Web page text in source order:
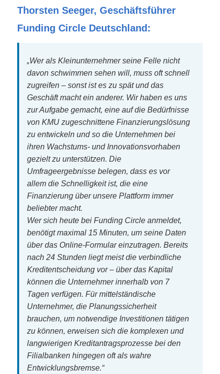
Thorsten Seeger, Geschäftsführer
Funding Circle Deutschland:
„Wer als Kleinunternehmer seine Felle nicht
davon schwimmen sehen will, muss oft schnell
zugreifen – sonst ist es zu spät und das
Geschäft macht ein anderer. Wir haben es uns
zur Aufgabe gemacht, eine auf die Bedürfnisse
von KMU zugeschnittene Finanzierungslösung
zu entwickeln und so die Unternehmen bei
ihren Wachstums- und Innovationsvorhaben
gezielt zu unterstützen. Die
Umfrageergebnisse belegen, dass es vor
allem die Schnelligkeit ist, die eine
Finanzierung über unsere Plattform immer
beliebter macht.
Wer sich heute bei Funding Circle anmeldet,
benötigt maximal 15 Minuten, um seine Daten
über das Online-Formular einzutragen. Bereits
nach 24 Stunden liegt meist die verbindliche
Kreditentscheidung vor – über das Kapital
können die Unternehmer innerhalb von 7
Tagen verfügen. Für mittelständische
Unternehmer, die Planungssicherheit
brauchen, um notwendige Investitionen tätigen
zu können, erweisen sich die komplexen und
langwierigen Kreditantragsprozesse bei den
Filialbanken hingegen oft als wahre
Entwicklungsbremse.“